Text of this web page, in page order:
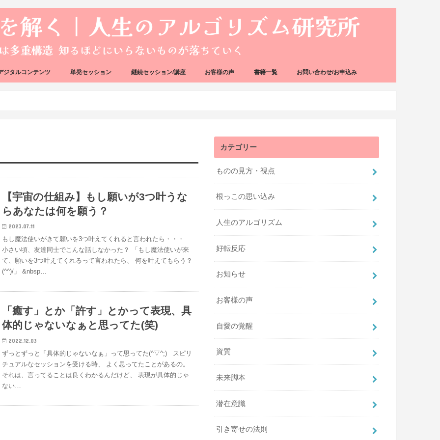
ジタルコンテンツ 単発セッション 継続セッション/講座 お客様の声 書籍一覧 お問い合わせ/お申込み
【宇宙の仕組み】もし願いが3つ叶うな
らあなたは何を願う？
2023.07.11
もし魔法使いがきて願いを3つ叶えてくれると言われたら・・・
小さい頃、友達同士でこんな話しなかった？ 「もし魔法使いが来
て、願いを3つ叶えてくれるって言われたら、 何を叶えてもらう？
(^^)/」 &nbsp…
「癒す」とか「許す」とかって表現、具
体的じゃないなぁと思ってた(笑)
2022.12.03
ずっとずっと「具体的じゃないなぁ」って思ってた(^▽^;) スピリ
チュアルなセッションを受ける時、 よく思ってたことがあるの。
それは、言ってることは良くわかるんだけど、 表現が具体的じゃ
ない…
カテゴリー
ものの見方・視点
根っこの思い込み
人生のアルゴリズム
好転反応
お知らせ
お客様の声
自愛の覚醒
資質
未来脚本
潜在意識
引き寄せの法則